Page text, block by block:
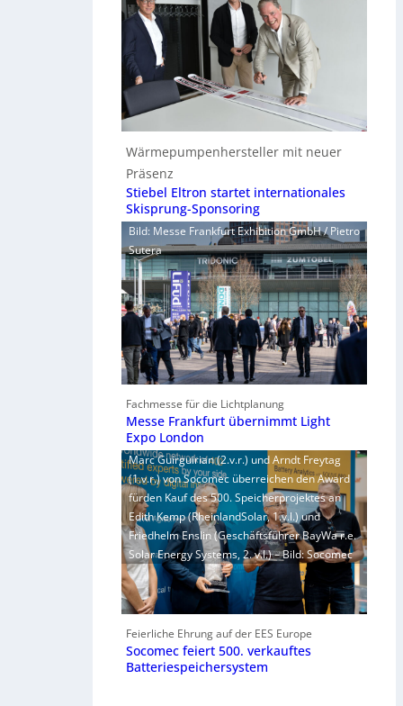
Wärmepumpenhersteller mit neuer
Präsenz
Stiebel Eltron startet internationales
Skisprung-Sponsoring
Bild: Messe Frankfurt Exhibition GmbH / Pietro
Sutera
Fachmesse für die Lichtplanung
Messe Frankfurt übernimmt Light
Expo London
Marc Guirguirian (2.v.r.) und Arndt Freytag
(1.v.r.) von Socomec überreichen den Award
fürden Kauf des 500. Speicherprojektes an
Edith Kemp (RheinlandSolar, 1.v.l.) und
Friedhelm Enslin (Geschäftsführer BayWa r.e.
Solar Energy Systems, 2. v.l.) – Bild: Socomec
Feierliche Ehrung auf der EES Europe
Socomec feiert 500. verkauftes
Batteriespeichersystem